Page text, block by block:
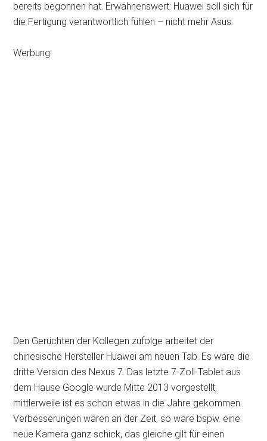
bereits begonnen hat. Erwähnenswert: Huawei soll sich für
die Fertigung verantwortlich fühlen – nicht mehr Asus.
Werbung
Den Gerüchten der Kollegen zufolge arbeitet der
chinesische Hersteller Huawei am neuen Tab. Es wäre die
dritte Version des Nexus 7. Das letzte 7-Zoll-Tablet aus
dem Hause Google wurde Mitte 2013 vorgestellt,
mittlerweile ist es schon etwas in die Jahre gekommen.
Verbesserungen wären an der Zeit, so wäre bspw. eine
neue Kamera ganz schick, das gleiche gilt für einen